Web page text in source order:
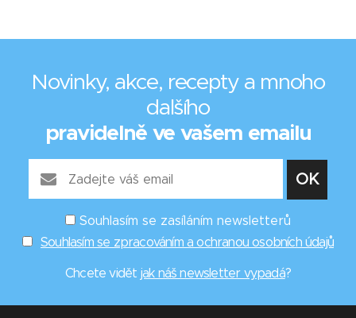
Novinky, akce, recepty a mnoho
dalšího
pravidelně ve vašem emailu
Souhlasím se zasíláním newsletterů
Souhlasím se zpracováním a ochranou osobních údajů
Chcete vidět jak náš newsletter vypadá?